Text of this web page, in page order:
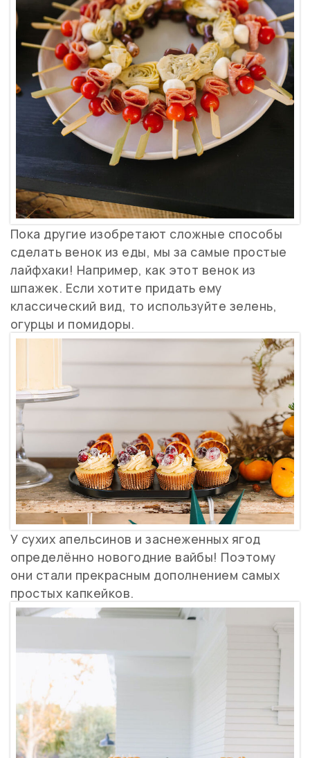
Пока другие изобретают сложные способы
сделать венок из еды, мы за самые простые
лайфхаки! Например, как этот венок из
шпажек. Если хотите придать ему
классический вид, то используйте зелень,
огурцы и помидоры.
У сухих апельсинов и заснеженных ягод
определённо новогодние вайбы! Поэтому
они стали прекрасным дополнением самых
простых капкейков.